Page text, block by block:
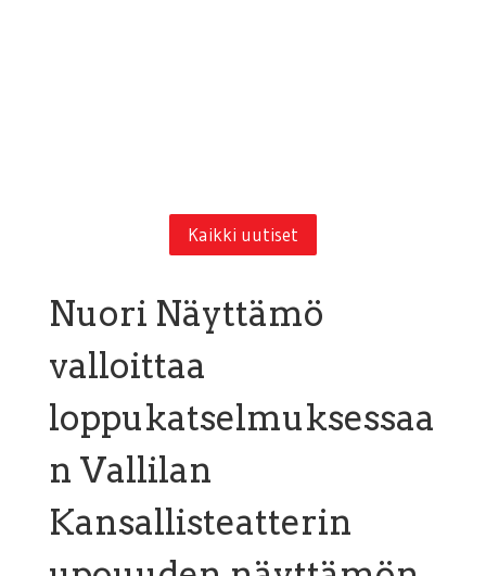
Kaikki uutiset
Nuori Näyttämö
valloittaa
loppukatselmuksessaa
n Vallilan
Kansallisteatterin